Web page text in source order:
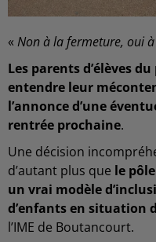
« Non à la fermeture, oui à
Les parents d’élèves
entendre leur
l’annonce d’une
rentrée prochaine.
Une décision
d’autant plus que le
un vrai modèle
d’enfants en situation
l’IME de Boutancourt.